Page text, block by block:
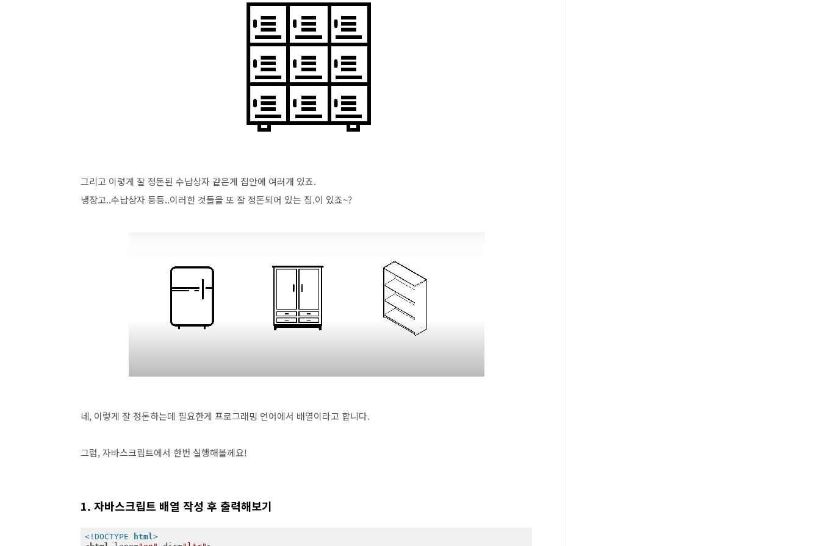
그리고 이렇게 잘 정돈된 수납상자 같은게 집안에 여러개 있죠.
냉장고..수납상자 등등..이러한 것들을 또 잘 정돈되어 있는 집.이 있죠~?
네, 이렇게 잘 정돈하는데 필요한게 프로그래밍 언어에서 배열이라고 합니다.
그럼, 자바스크립트에서 한번 실행해볼께요!
1. 자바스크립트 배열 작성 후 출력해보기
<!DOCTYPE html >